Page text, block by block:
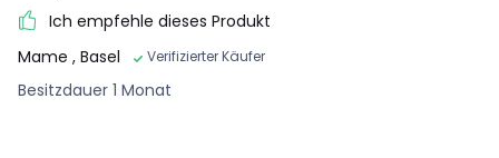
Ich empfehle dieses Produkt
Mame , Basel Verifizierter Käufer
Besitzdauer 1 Monat